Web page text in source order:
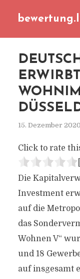
ERWIRBT
15. Dezember 2020
Click to rate
Die
Investment
auf die
das
Wohnen V“
und 18
auf insgesamt